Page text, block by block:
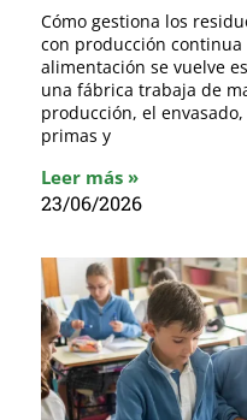
Cómo gestiona los
con producción continua
alimentación se vuelve
una fábrica trabaja de
producción, el
primas y
Leer más »
23/06/2026